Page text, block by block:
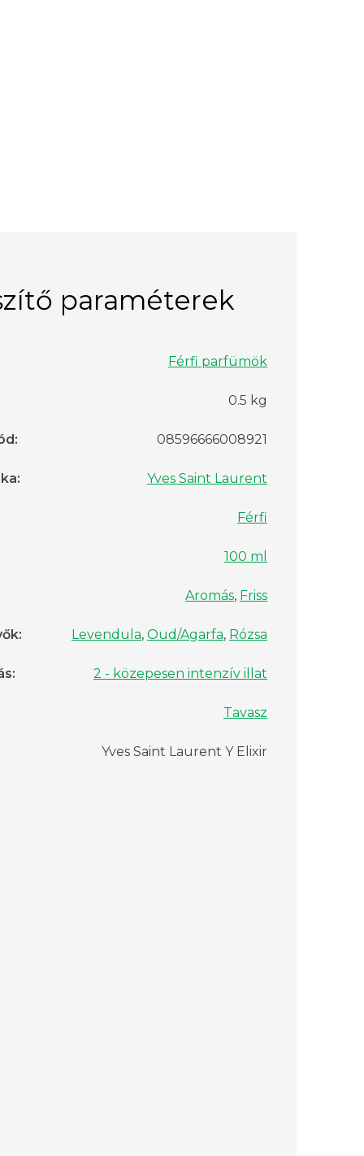
paraméterek
Férfi parfümök
0.5 kg
: 08596666008921
: Yves Saint Laurent
Férfi
100 ml
Aromás, Friss
: Levendula, Oud/Agarfa, Rózsa
: 2 - közepesen intenzív illat
Tavasz
Yves Saint Laurent Y Elixir